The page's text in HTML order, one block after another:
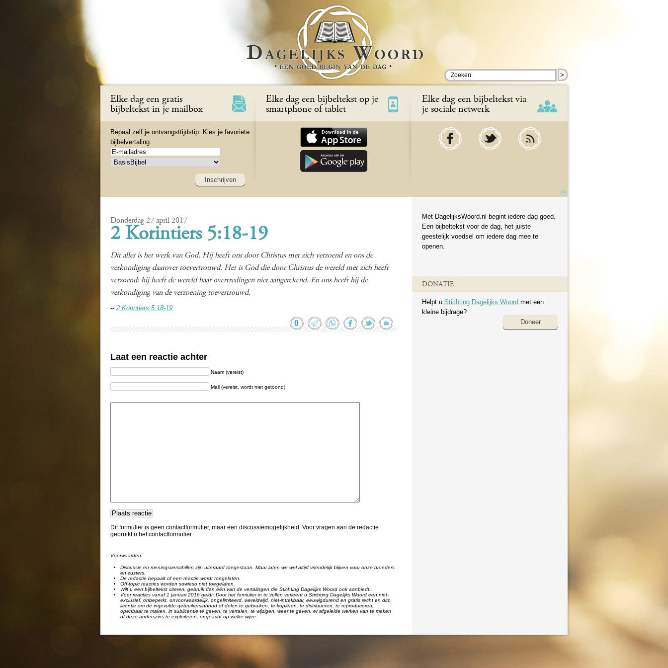
>
Elke dag een gratis
bijbeltekst in je mailbox
Bepaal zelf je ontvangsttijdstip. Kies je favoriete
bijbelvertaling.
Inschrijven
Elke dag een bijbeltekst op je
smartphone of tablet
Elke dag een bijbeltekst via
je sociale netwerk
Donderdag 27 april 2017
2 Korintiers 5:18-19
Dit alles is het werk van God. Hij heeft ons door Christus met zich verzoend en ons de
verkondiging daarover toevertrouwd. Het is God die door Christus de wereld met zich heeft
verzoend: hij heeft de wereld haar overtredingen niet aangerekend. En ons heeft hij de
verkondiging van de verzoening toevertrouwd.
-- 2 Korintiers 5:18-19
0
Laat een reactie achter
Naam (vereist)
Mail (vereist, wordt niet getoond)
Dit formulier is geen contactformulier, maar een discussiemogelijkheid. Voor vragen aan de redactie
gebruikt u het contactformulier.
Voorwaarden:
Discussie en meningsverschillen zijn uiteraard toegestaan. Maar laten we wel altijd vriendelijk blijven voor onze broeders
en zusters.
De redactie bepaalt of een reactie wordt toegelaten.
Off-topic reacties worden sowieso niet toegelaten.
Wilt u een bijbeltekst citeren, gebruik dan één van de vertalingen die Stichting Dagelijks Woord ook aanbiedt.
Voor reacties vanaf 1 januari 2016 geldt: Door het formulier in te vullen verleent u Stichting Dagelijks Woord een niet-
exclusief, onbeperkt, onvoorwaardelijk, ongelimiteerd, wereldwijd, niet-intrekbaar, eeuwigdurend en gratis recht en dito
licentie om de ingevulde gebruikersinhoud of delen te gebruiken, te kopiëren, te distribueren, te reproduceren,
openbaar te maken, in sublicentie te geven, te vertalen, te wijzigen, weer te geven, er afgeleide werken van te maken
of deze anderszins te exploiteren, ongeacht op welke wijze.
Met DagelijksWoord.nl begint iedere dag goed.
Een bijbeltekst voor de dag, het juiste
geestelijk voedsel om iedere dag mee te
openen.
DONATIE
Helpt u Stichting Dagelijks Woord met een
kleine bijdrage?
Doneer